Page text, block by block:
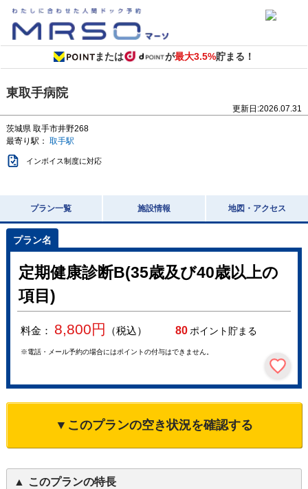
または が最大3.5%貯まる！
東取手病院
更新日:2026.07.31
茨城県 取手市井野268
最寄り駅： 取手駅
インボイス制度に対応
プラン一覧 施設情報 地図・アクセス
定期健康診断B(35歳及び40歳以上の
項目)
料金： 8,800円 （税込） 80ポイント貯まる
※電話・メール予約の場合にはポイントの付与はできません。
▼このプランの空き状況を確認する
このプランの特長